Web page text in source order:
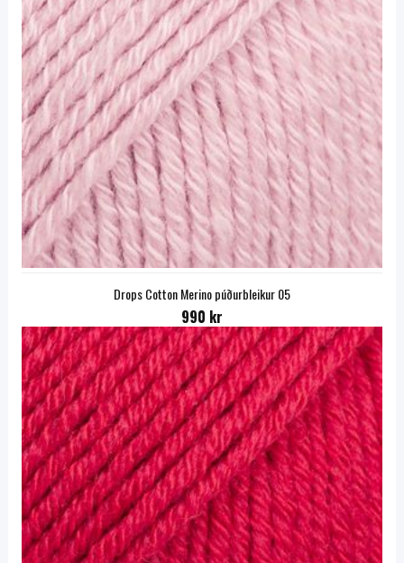
Drops Cotton Merino púðurbleikur 05
990 kr